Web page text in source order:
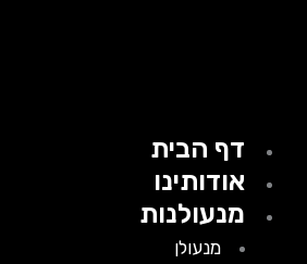
דף הבית
אודותינו
מנעולנות
מנעולן